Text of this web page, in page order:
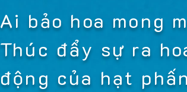
Ai bảo hoa mong
Thúc đẩy sự ra
động của hạt